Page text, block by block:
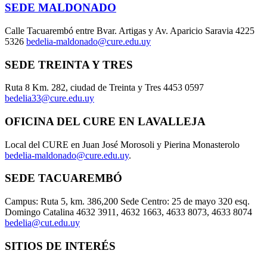
SEDE MALDONADO
Calle Tacuarembó entre Bvar. Artigas y Av. Aparicio Saravia 4225
5326 bedelia-maldonado@cure.edu.uy
SEDE TREINTA Y TRES
Ruta 8 Km. 282, ciudad de Treinta y Tres 4453 0597
bedelia33@cure.edu.uy
OFICINA DEL CURE EN LAVALLEJA
Local del CURE en Juan José Morosoli y Pierina Monasterolo
bedelia-maldonado@cure.edu.uy.
SEDE TACUAREMBÓ
Campus: Ruta 5, km. 386,200 Sede Centro: 25 de mayo 320 esq.
Domingo Catalina 4632 3911, 4632 1663, 4633 8073, 4633 8074
bedelia@cut.edu.uy
SITIOS DE INTERÉS